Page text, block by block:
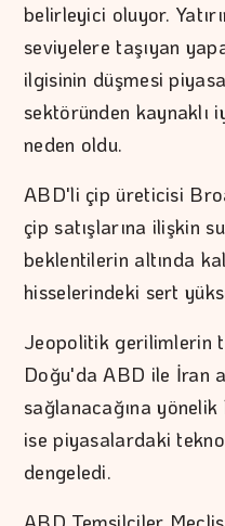
belirleyici oluyor.
seviyelere taşıyan
ilgisinin düşmesi
sektöründen kaynaklı
neden oldu.
ABD'li çip üreticisi
çip satışlarına ilişkin
beklentilerin altında
hisselerindeki sert
Jeopolitik gerilimlerin
Doğu'da ABD ile İran
sağlanacağına
ise piyasalardaki
dengeledi.